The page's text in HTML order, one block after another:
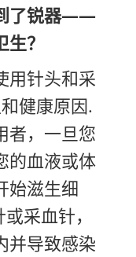
了锐器——
？
用针头和采
健康原因.
者，一旦您
的血液或体
始滋生细
采血针，
并导致感染